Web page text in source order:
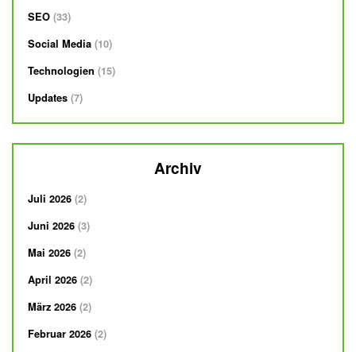
SEO 33
Social Media 10
Technologien 15
Updates 7
Archiv
Juli 2026 2
Juni 2026 3
Mai 2026 2
April 2026 2
März 2026 2
Februar 2026 2